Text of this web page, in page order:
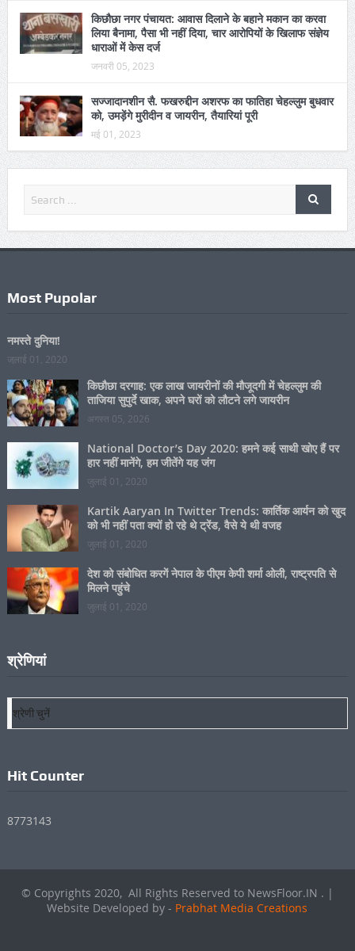
मोहिउद्दीन अशरफ ने खिरकापोशी की रसूमात अदायगी की, मांगी
गई विशेष दुआएं
जुलाई 23, 2025
लिया बैनामा, पैसा भी नहीं दिया, चार आरोपियों के खिलाफ संज्ञेय
धाराओं में केस दर्ज
जनवरी 05, 2023
सज्जादानशीन सै. फखरुद्दीन अशरफ का फातिहा चेहल्लुम बुधवार
Most Pupolar
नमस्ते दुनिया!
जुलाई 01, 2020
किछौछा दरगाह: एक लाख जायरीनों की मौजूदगी में चेहल्लुम की
ताजिया सुपुर्दे खाक, अपने घरों को लौटने लगे जायरीन
अगस्त 05, 2026
National Doctor’s Day 2020: हमने कई साथी खोए हैं पर
हार नहीं मानेंगे, हम जीतेंगे यह जंग
जुलाई 01, 2020
Kartik Aaryan In Twitter Trends: कार्तिक आर्यन को खुद
को भी नहीं पता क्यों हो रहे थे ट्रेंड, वैसे ये थी वजह
जुलाई 01, 2020
श्रेणियां